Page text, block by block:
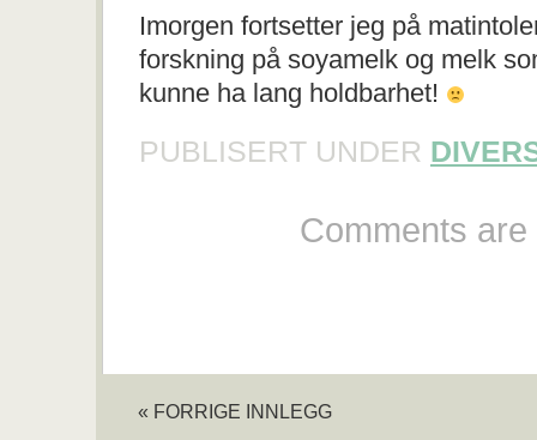
Imorgen fortsetter jeg på
forskning på soyamelk og melk
kunne ha lang holdbarhet!
PUBLISERT UNDER
Comments
« FORRIGE INNLEGG